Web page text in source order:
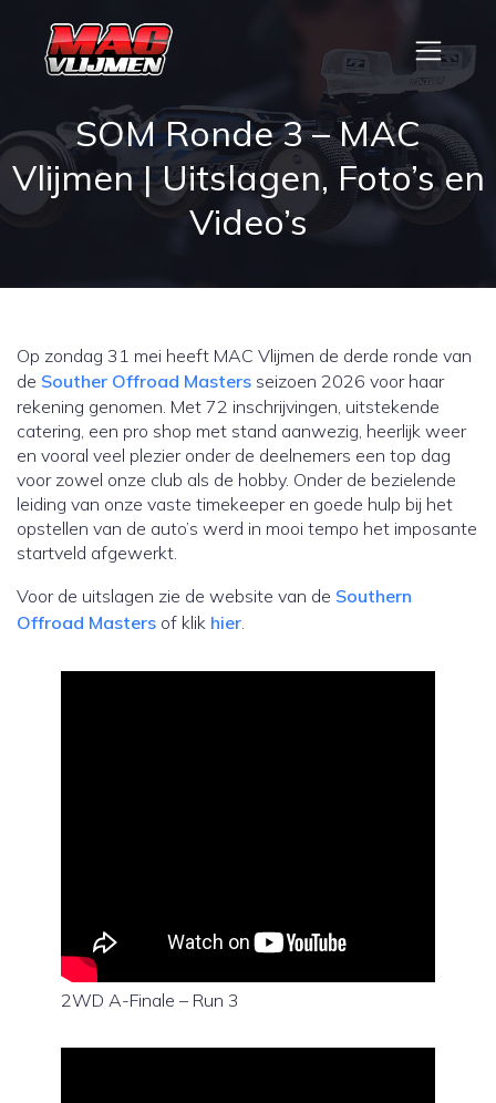
SOM Ronde 3 – MAC
Vlijmen | Uitslagen, Foto’s en
Video’s
Op zondag 31 mei heeft MAC Vlijmen de derde ronde van
de Souther Offroad Masters seizoen 2026 voor haar
rekening genomen. Met 72 inschrijvingen, uitstekende
catering, een pro shop met stand aanwezig, heerlijk weer
en vooral veel plezier onder de deelnemers een top dag
voor zowel onze club als de hobby. Onder de bezielende
leiding van onze vaste timekeeper en goede hulp bij het
opstellen van de auto’s werd in mooi tempo het imposante
startveld afgewerkt.
Voor de uitslagen zie de website van de Southern
Offroad Masters of klik hier.
2WD A-Finale – Run 3